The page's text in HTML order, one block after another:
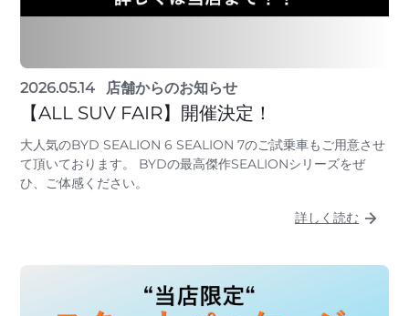
2026.05.14 店舗からのお知らせ
【ALL SUV FAIR】開催決定！
大人気のBYD SEALION 6 SEALION 7のご試乗車もご用意させ
て頂いております。 BYDの最高傑作SEALIONシリーズをぜ
ひ、ご体感ください。
詳しく読む